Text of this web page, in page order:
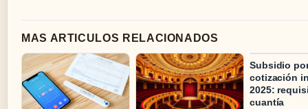
MAS ARTICULOS RELACIONADOS
Subsidio
cotización
2025:
cuantía